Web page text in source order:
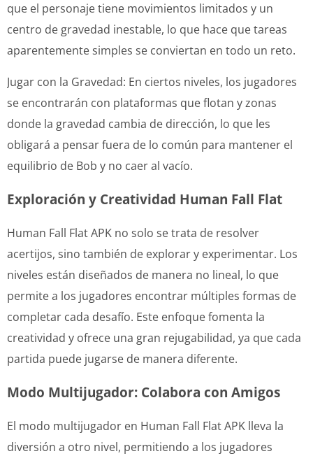
que el personaje tiene movimientos limitados y un
centro de gravedad inestable, lo que hace que tareas
aparentemente simples se conviertan en todo un reto.
Jugar con la Gravedad: En ciertos niveles, los jugadores
se encontrarán con plataformas que flotan y zonas
donde la gravedad cambia de dirección, lo que les
obligará a pensar fuera de lo común para mantener el
equilibrio de Bob y no caer al vacío.
Exploración y Creatividad Human Fall Flat
Human Fall Flat APK no solo se trata de resolver
acertijos, sino también de explorar y experimentar. Los
niveles están diseñados de manera no lineal, lo que
permite a los jugadores encontrar múltiples formas de
completar cada desafío. Este enfoque fomenta la
creatividad y ofrece una gran rejugabilidad, ya que cada
partida puede jugarse de manera diferente.
Modo Multijugador: Colabora con Amigos
El modo multijugador en Human Fall Flat APK lleva la
diversión a otro nivel, permitiendo a los jugadores